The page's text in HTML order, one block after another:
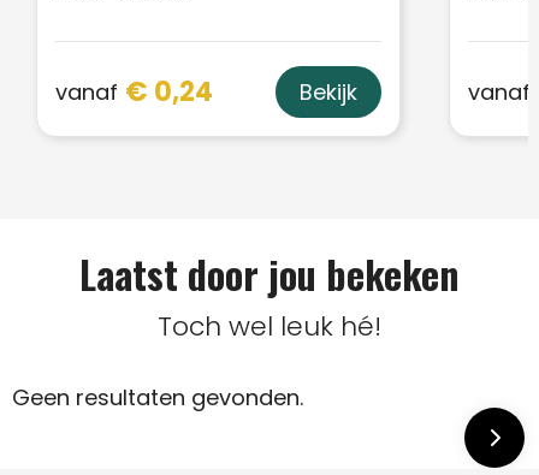
vanaf € 0,24 Bekijk vanaf
Laatst door jou bekeken
Toch wel leuk hé!
Geen resultaten gevonden.